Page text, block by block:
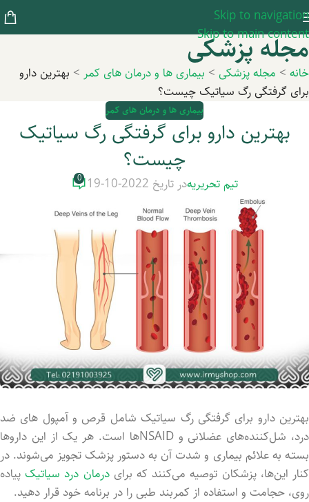
Skip to navigation
Skip to main content
مجله پزشکی
خانه > مجله پزشکی > بیماری ها و درمان های کمر > بهترین دارو
برای گرفتگی رگ سیاتیک چیست؟
بیماری ها و درمان های کمر
بهترین دارو برای گرفتگی رگ سیاتیک
چیست؟
تیم تحریریهدر تاریخ 2022-10-19 0
بهترین دارو برای گرفتگی رگ سیاتیک شامل قرص و آمپول های ضد
درد، شل‌کننده‌های عضلانی و NSAIDها است. هر یک از این داروها
بستـه به علائم بیماری و شدت آن به دستور پزشک تجویز می‌شوند. در
کنار این‌ها، پزشکان توصیه می‌کنند که برایدرمان درد سیاتیک پیاده
روی، حجامت و استفاده از کمربند طبی را در برنامه خود قرار دهید.